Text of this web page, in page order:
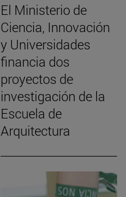
El Ministerio de
Ciencia, Innovación
y Universidades
financia dos
proyectos de
investigación de la
Escuela de
Arquitectura